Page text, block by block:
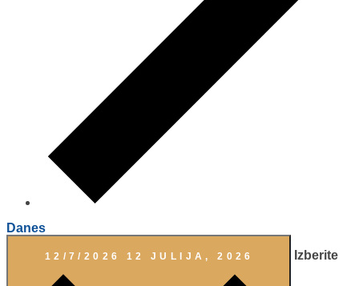
Danes
12/7/2026 12 JULIJA, 2026 Izberite